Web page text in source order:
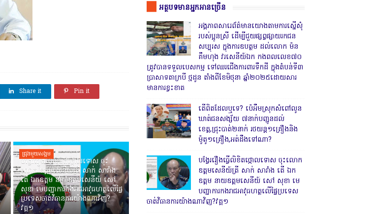
Share it Pin it
ជ្រុងមួយសង្គម
បង្វែររឿងធ្វើលិខិតថ្កោលទោស ចុះ
លោក ឧត្តមសេនីយ៍ត្រី សាក់ សារាំង
តើ ឯកឧត្តម នាយឧត្តមសេនីយ៍ សៅ
សុខា មេបញ្ជាការកងរាជអាវុធហត្ថលើផ្ទៃ
ប្រទេសចាត់វិធានការយ៉ាងណាវិញ?
វគ្គ១
អត្ថបទមានអ្នកអានច្រើន
អង្គភាពសារេព័ត៌មានយោងតាមការស្នើសុំ
របស់ប្អូនស្រី ដើម្បីជួយផ្សព្វផ្សាយរកជន
សប្បុរស ក្នុងការឧបត្ថម ដល់លោក ម៉ន
គឹមហុង វរសេនីយ៍ឯក កងពលលេខ៧០
ត្រូវបានទទួលបេសកម្ម ទៅឈរជើងការពារទឹកដី ក្នុងតំបន់ទី៣
ប្រាសាទតាក្របី ថ្មដូន តាំងពីខែមិថុនា ឆ្នាំ២០២៥ដោយសារ
មានការខ្វះខាត
តើពិតដែលឬទេ? ប៉េអឹមស្រុកសំពៅលូន
ឃាត់ជនសង្ស័យ ៧នាក់បញ្ជូនដល់
ខេត្ត,ជ្រុះបាត់២នាក់ រថយន្ត១គ្រឿងនិង
ម៉ូតូ១គ្រឿង,អត់ដឹងទៅណា?
បង្វែររឿងធ្វើលិខិតថ្កោលទោស ចុះលោក
ឧត្តមសេនីយ៍ត្រី សាក់ សារាំង តើ ឯក
ឧត្តម នាយឧត្តមសេនីយ៍ សៅ សុខា មេ
បញ្ជាការកងរាជអាវុធហត្ថលើផ្ទៃប្រទេស
ចាត់វិធានការយ៉ាងណាវិញ?វគ្គ១